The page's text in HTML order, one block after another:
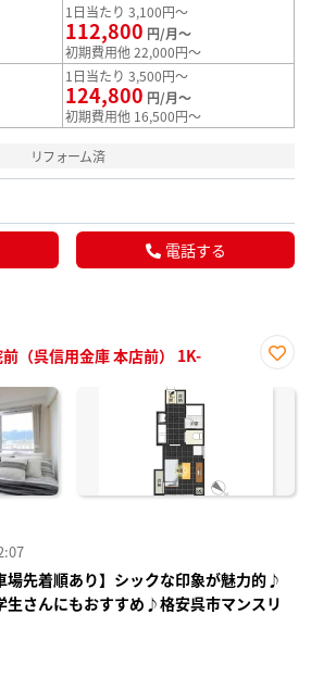
1日当たり 3,100円～
112,800 円/月～
初期費用他 22,000円～
1日当たり 3,500円～
124,800 円/月～
初期費用他 16,500円～
リフォーム済
電話する
（呉信用金庫 本店前） 1K-
に入
場先着順あり】シックな印象が魅力的♪
生さんにもおすすめ♪格安呉市マンスリ